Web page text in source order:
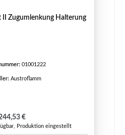
Zugumlenkung Halterung
01001222
Austroflamm
Preis:
€
Produktion eingestellt